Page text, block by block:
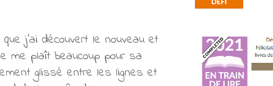
j'ai découvert le nouveau et
me plaît beaucoup pour sa
glissé entre les lignes et